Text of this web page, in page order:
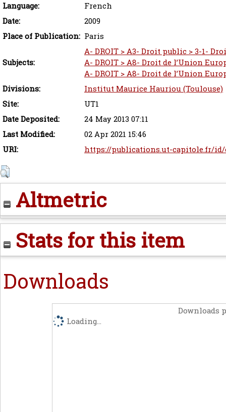
Language:
French
Date:
2009
Place of Publication: Paris
Subjects:
A- DROIT > A3- Droit public > 3-1-
A- DROIT > A8- Droit de l’Union
A- DROIT > A8- Droit de l’Union
Divisions:
Institut Maurice Hauriou (Toulouse)
Site:
UT1
Date Deposited:
24 May 2013 07:11
Last Modified:
02 Apr 2021 15:46
URI:
https://publications.ut-capitole.fr/id/
Altmetric
Stats for this item
Downloads
Downloads
Loading...